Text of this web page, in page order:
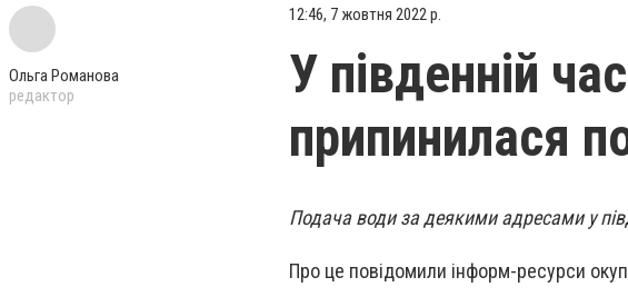
Ольга Романова
редактор
12:46, 7 жовтня 2022 р.
У південній
припинилася
Подача води за деякими адресами у
Про це повідомили інформ-ресурси